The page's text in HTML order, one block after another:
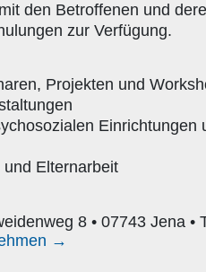
den Betroffenen und
zur Verfügung.
Projekten und
Einrichtungen
Elternarbeit
8 • 07743 Jena
→